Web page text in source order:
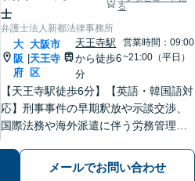
士
る
弁護士法人新都法律事務所
大
阪
府
大阪市
天王寺
区
天王寺駅
から徒歩6
分
営業時間：09:00
~21:00（平日）
【天王寺駅徒歩6分】【英語・韓国語対
応】刑事事件の早期釈放や示談交渉、
国際法務や海外派遣に伴う労務管理、
お任せください。法律のプロフェッシ
ョナルが、途を切り拓くお手伝いを致
メールでお問い合わせ